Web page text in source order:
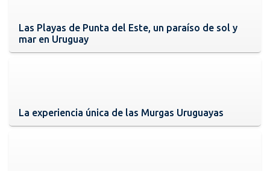
Las Playas de Punta del Este, un paraíso de sol y
mar en Uruguay
La experiencia única de las Murgas Uruguayas